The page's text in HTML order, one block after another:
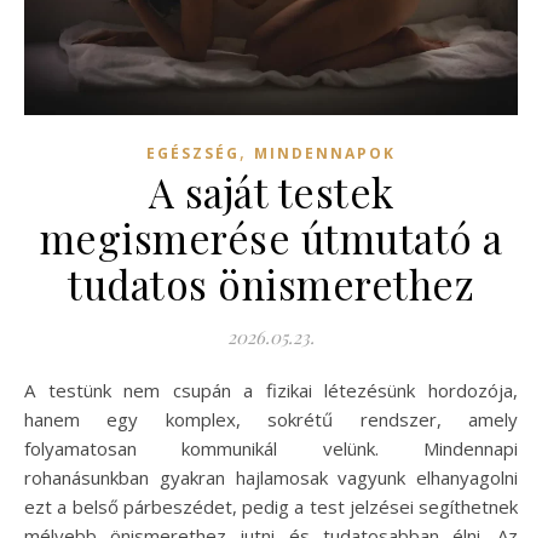
EGÉSZSÉG , MINDENNAPOK
A saját testek
megismerése útmutató a
tudatos önismerethez
2026.05.23.
A testünk nem csupán a fizikai létezésünk hordozója,
hanem egy komplex, sokrétű rendszer, amely
folyamatosan kommunikál velünk. Mindennapi
rohanásunkban gyakran hajlamosak vagyunk elhanyagolni
ezt a belső párbeszédet, pedig a test jelzései segíthetnek